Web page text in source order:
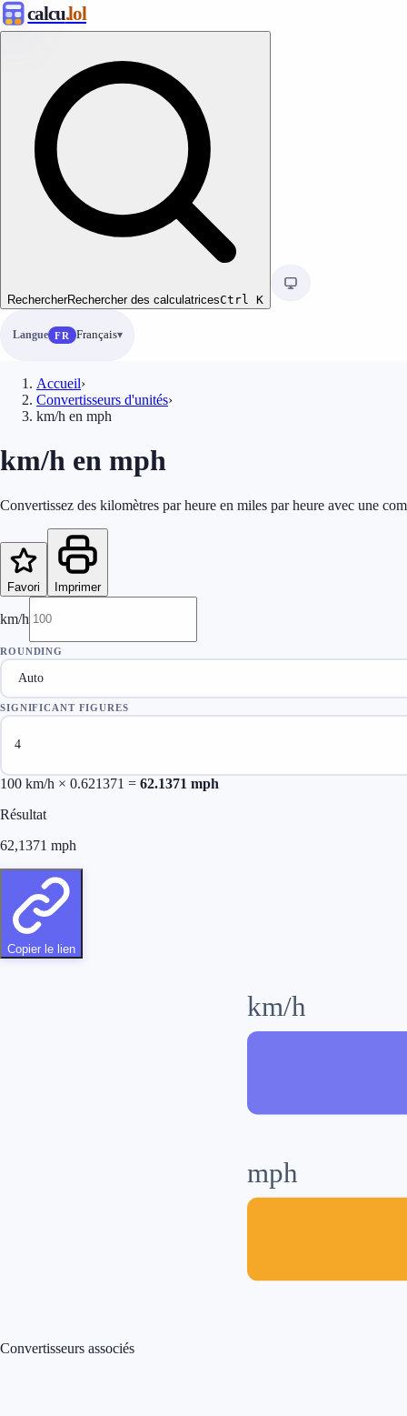
calcu.lol
RechercherRechercher des calculatricesCtrl K
Langue FR Français
Accueil›
Convertisseurs d'unités›
km/h en mph
km/h en mph
Convertissez des kilomètres par heure en miles par heure avec une
Favori Imprimer
km/h
ROUNDING
SIGNIFICANT FIGURES
100 km/h × 0.621371 = 62.1371 mph
Résultat
62,1371 mph
Copier le lien
km/h
mph
Convertisseurs associés